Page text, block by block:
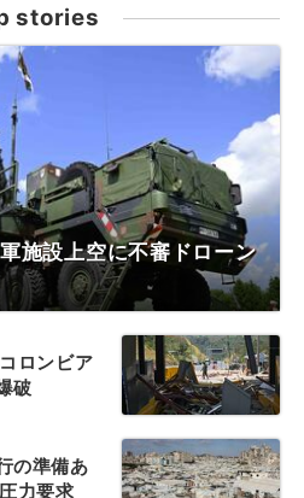
stories
施設上空に不審ドローン
ロンビア
破
の準備あ
力要求